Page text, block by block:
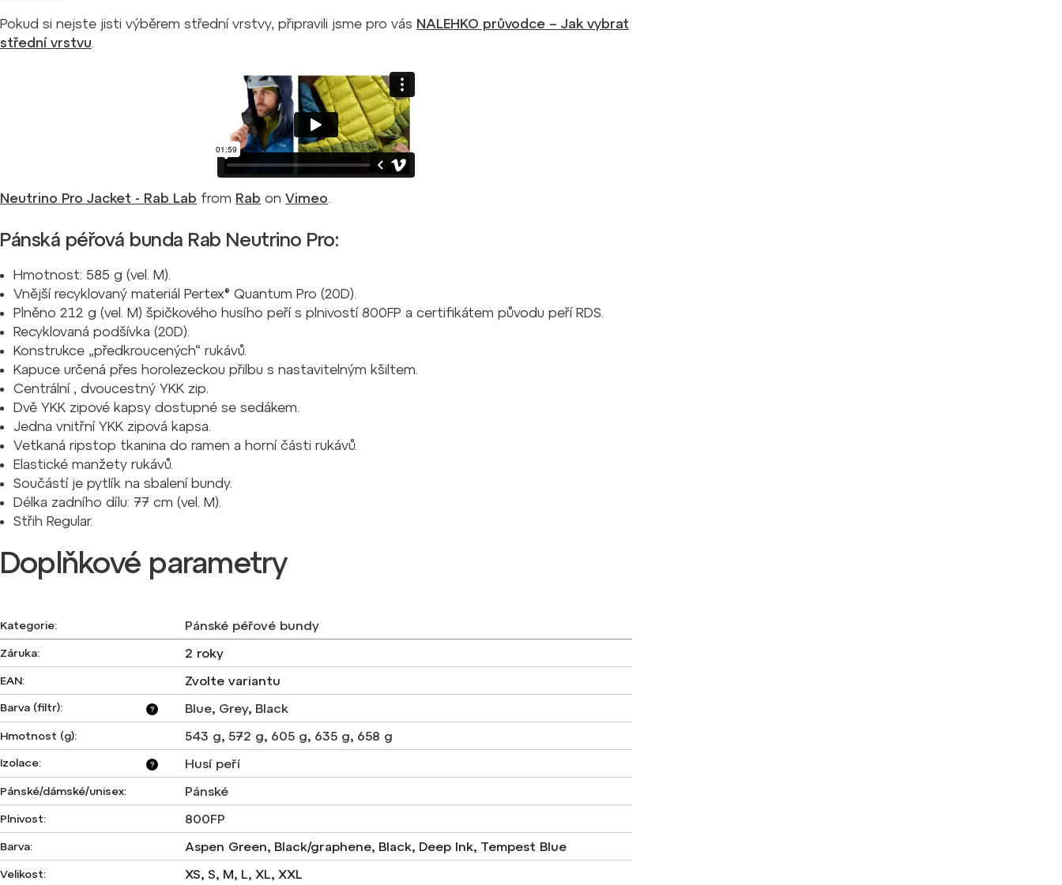
Pokud si nejste jisti výběrem střední vrstvy, připravili jsme pro vás NALEHKO průvodce – Jak vybrat
střední vrstvu
Neutrino Pro Jacket - Rab Lab from Rab on Vimeo
Pánská péřová bunda Rab Neutrino Pro:
Hmotnost: 585 g (vel. M).
Vnější recyklovaný materiál Pertex® Quantum Pro (20D).
Plněno 212 g (vel. M) špičkového husího peří s plnivostí 800FP a certifikátem původu peří RDS.
Recyklovaná podšívka (20D).
Konstrukce „předkroucených“ rukávů.
Kapuce určená přes horolezeckou přilbu s nastavitelným kšiltem.
Centrální , dvoucestný YKK zip.
Dvě YKK zipové kapsy dostupné se sedákem.
Jedna vnitřní YKK zipová kapsa.
Vetkaná ripstop tkanina do ramen a horní části rukávů.
Elastické manžety rukávů.
Součástí je pytlík na sbalení bundy.
Délka zadního dílu: 77 cm (vel. M).
Střih Regular.
Doplňkové parametry
Kategorie: Pánské péřové bundy
Záruka: 2 roky
EAN: Zvolte variantu
?
Barva (filtr): Blue, Grey, Black
Hmotnost (g): 543 g, 572 g, 605 g, 635 g, 658 g
?
Izolace: Husí peří
Pánské/dámské/unisex: Pánské
Plnivost: 800FP
Barva: Aspen Green, Black/graphene, Black, Deep Ink, Tempest Blue
Velikost: XS, S, M, L, XL, XXL